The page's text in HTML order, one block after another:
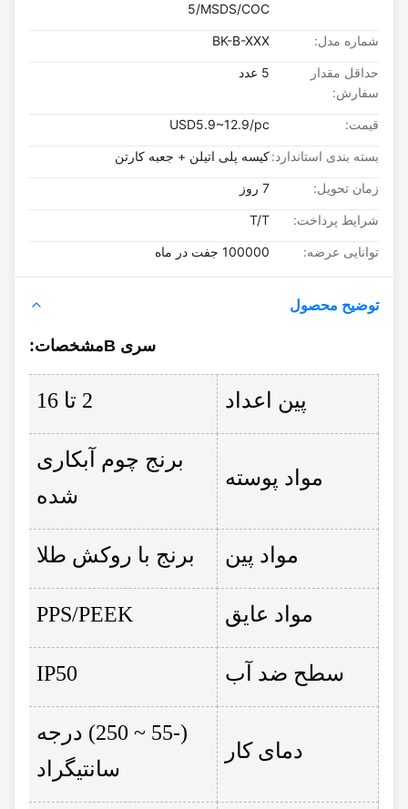
5/MSDS/COC
شماره مدل: BK-B-XXX
حداقل مقدار
سفارش:
قیمت: USD5.9~12.9/pc
بسته بندی استاندارد:کیسه پلی اتیلن + جعبه کارتن
زمان تحویل:
شرایط پرداخت: T/T
توانایی عرضه: 100000 جفت در ماه
توضیح محصول
سری B مشخصات:
پین اعداد
مواد پوسته
برنج چوم آبکاری
شده
مواد پین برنج با روکش طلا
مواد عایق PPS/PEEK
سطح ضد آب IP50
دمای کار
(-55 ~ 250) درجه
سانتیگراد